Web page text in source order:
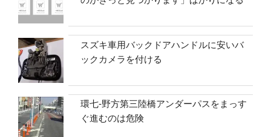
スズキ車用バックドアハンドルに安いバ
ックカメラを付ける
環七-野方第三陸橋アンダーパスをまっす
ぐ進むのは危険